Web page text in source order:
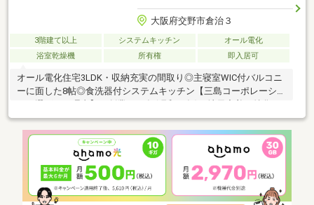
大阪府交野市倉治３
3階建て以上 システムキッチン
オール電化
浴室乾燥機
所有権 即入居可
オール電化住宅3LDK・収納充実の間取り◎主寝室WIC付バルコニ
ーに面した8帖◎食洗器付システムキッチン【三島コーポレーショ
し、不動産業務全般のご提案と誰もが気軽に利用いただける「不
動産のコンビニ」を目指しております。不動産のことなら信頼と
実績の三島コーポレーションに何でもお任せ下さい。先ずはお気
軽にお問合せと物件をご内見ご確認ください。お部屋の中を360°
見渡せるパノラマ画像をページ下の「弊社ホームページにも掲
載」から確認いただけます↓↓↓